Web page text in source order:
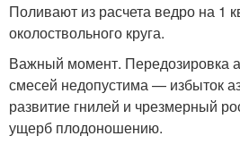
Поливают из расчета ведро на 1
околоствольного круга.
Важный момент. Передозировка
смесей недопустима — избыток
развитие гнилей и чрезмерный
ущерб плодоношению.